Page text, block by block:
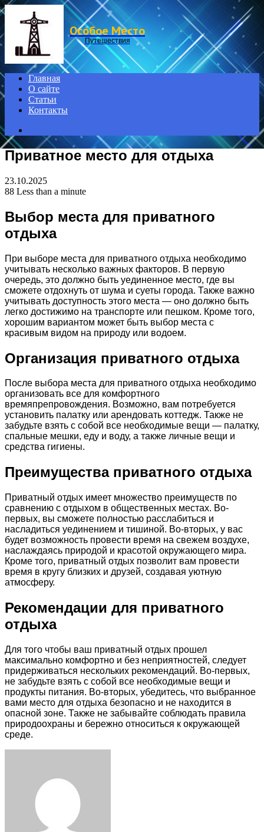
Menu
Особое Место
Путешествия
Главная
О сайте
Статьи
Контакты
Приватное место для отдыха
23.10.2025
88 Less than a minute
Выбор места для приватного
отдыха
При выборе места для приватного отдыха необходимо
учитывать несколько важных факторов. В первую
очередь, это должно быть уединенное место, где вы
сможете отдохнуть от шума и суеты города. Также важно
учитывать доступность этого места — оно должно быть
легко достижимо на транспорте или пешком. Кроме того,
хорошим вариантом может быть выбор места с
красивым видом на природу или водоем.
Организация приватного отдыха
После выбора места для приватного отдыха необходимо
организовать все для комфортного
времяпрепровождения. Возможно, вам потребуется
установить палатку или арендовать коттедж. Также не
забудьте взять с собой все необходимые вещи — палатку,
спальные мешки, еду и воду, а также личные вещи и
средства гигиены.
Преимущества приватного отдыха
Приватный отдых имеет множество преимуществ по
сравнению с отдыхом в общественных местах. Во-
первых, вы сможете полностью расслабиться и
насладиться уединением и тишиной. Во-вторых, у вас
будет возможность провести время на свежем воздухе,
наслаждаясь природой и красотой окружающего мира.
Кроме того, приватный отдых позволит вам провести
время в кругу близких и друзей, создавая уютную
атмосферу.
Рекомендации для приватного
отдыха
Для того чтобы ваш приватный отдых прошел
максимально комфортно и без неприятностей, следует
придерживаться нескольких рекомендаций. Во-первых,
не забудьте взять с собой все необходимые вещи и
продукты питания. Во-вторых, убедитесь, что выбранное
вами место для отдыха безопасно и не находится в
опасной зоне. Также не забывайте соблюдать правила
природоохраны и бережно относиться к окружающей
среде.